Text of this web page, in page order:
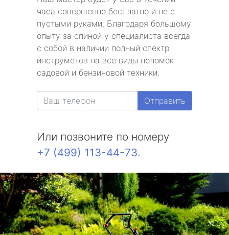
часа совершенно бесплатно и не с
пустыми руками. Благодаря большому
опыту за спиной у специалиста всегда
с собой в наличии полный спектр
инструметов на все виды поломок
садовой и бензиновой техники.
Отправить
Или позвоните по номеру
+7 (499) 113-44-73.